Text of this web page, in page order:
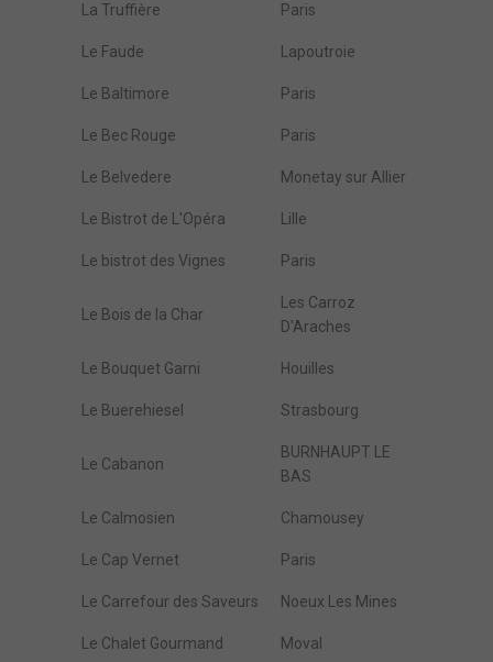
La Truffière Paris
Le Faude Lapoutroie
Le Baltimore Paris
Le Bec Rouge Paris
Le Belvedere Monetay sur Allier
Le Bistrot de L'Opéra Lille
Le bistrot des Vignes Paris
Le Bois de la Char
Les Carroz
D'Araches
Le Bouquet Garni Houilles
Le Buerehiesel Strasbourg
Le Cabanon
BURNHAUPT LE
BAS
Le Calmosien Chamousey
Le Cap Vernet Paris
Le Carrefour des Saveurs Noeux Les Mines
Le Chalet Gourmand Moval